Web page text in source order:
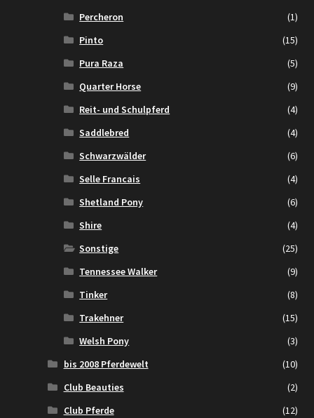
Percheron
(1)
Pinto
(15)
Pura Raza
(5)
Quarter Horse
(9)
Reit- und Schulpferd
(4)
Saddlebred
(4)
Schwarzwälder
(6)
Selle Francais
(4)
Shetland Pony
(6)
Shire
(4)
Sonstige
(25)
Tennessee Walker
(9)
Tinker
(8)
Trakehner
(15)
Welsh Pony
(3)
bis 2008 Pferdewelt
(10)
Club Beauties
(2)
Club Pferde
(12)